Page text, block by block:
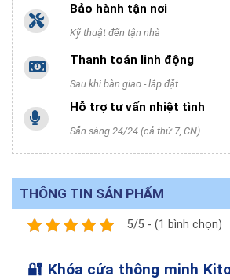
Bảo hành tận nơi
Kỹ thuật đến tận nhà
Thanh toán linh động
Sau khi bàn giao - lắp đặt
Hỗ trợ tư vấn nhiệt tình
Sẵn sàng 24/24 (cả thứ 7, CN)
THÔNG TIN SẢN PHẨM
5/5 - (1 bình chọn)
🔐 Khóa cửa thông minh